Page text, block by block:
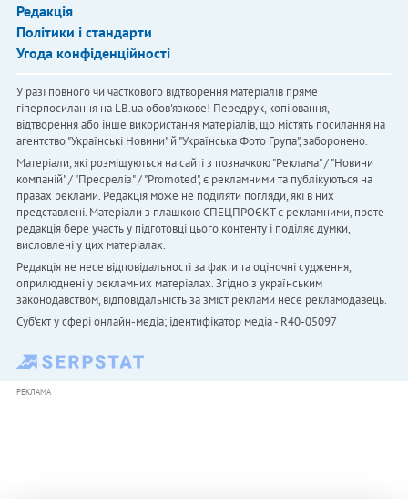
Редакція
Політики і стандарти
Угода конфіденційності
У разі повного чи часткового відтворення матеріалів пряме
гіперпосилання на LB.ua обов'язкове! Передрук, копіювання,
відтворення або інше використання матеріалів, що містять посилання на
агентство "Українськi Новини" й "Українська Фото Група", заборонено.
Матеріали, які розміщуються на сайті з позначкою "Реклама" / "Новини
компаній" / "Пресреліз" / "Promoted", є рекламними та публікуються на
правах реклами. Редакція може не поділяти погляди, які в них
представлені. Матеріали з плашкою СПЕЦПРОЄКТ є рекламними, проте
редакція бере участь у підготовці цього контенту і поділяє думки,
висловлені у цих матеріалах.
Редакція не несе відповідальності за факти та оціночні судження,
оприлюднені у рекламних матеріалах. Згідно з українським
законодавством, відповідальність за зміст реклами несе рекламодавець.
Cуб'єкт у сфері онлайн-медіа; ідентифікатор медіа - R40-05097
РЕКЛАМА